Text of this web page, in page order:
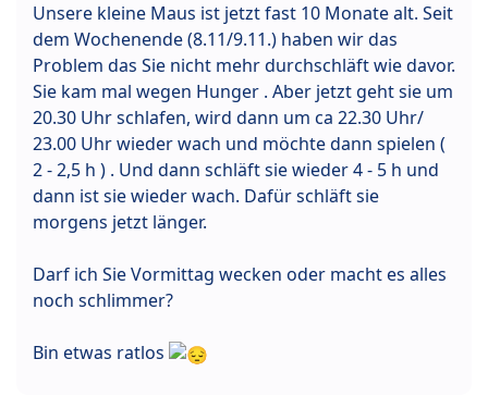
Unsere kleine Maus ist jetzt fast 10 Monate alt. Seit
dem Wochenende (8.11/9.11.) haben wir das
Problem das Sie nicht mehr durchschläft wie davor.
Sie kam mal wegen Hunger . Aber jetzt geht sie um
20.30 Uhr schlafen, wird dann um ca 22.30 Uhr/
23.00 Uhr wieder wach und möchte dann spielen (
2 - 2,5 h ) . Und dann schläft sie wieder 4 - 5 h und
dann ist sie wieder wach. Dafür schläft sie
morgens jetzt länger.
Darf ich Sie Vormittag wecken oder macht es alles
noch schlimmer?
Bin etwas ratlos